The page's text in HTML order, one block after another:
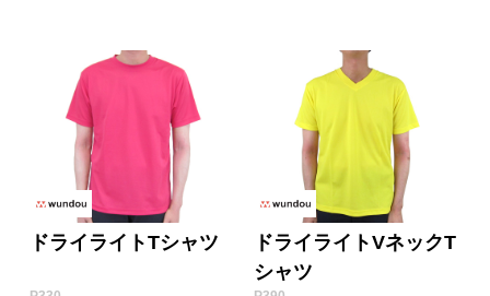
ドライライトTシャツ
ドライライトVネックT
シャツ